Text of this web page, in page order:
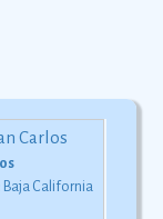
Baja California